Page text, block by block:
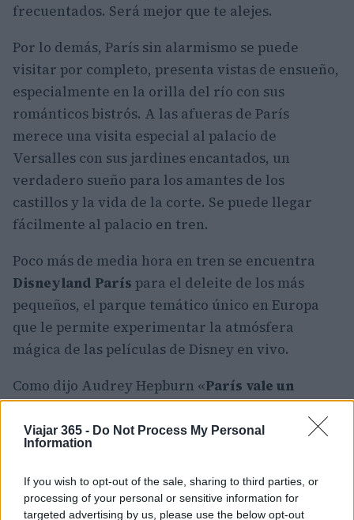
Viajar 365 - Do Not Process My Personal
Information
If you wish to opt-out of the sale, sharing to third parties, or
processing of your personal or sensitive information for
targeted advertising by us, please use the below opt-out
frecuentados. Será mejor que te alejes.
Por lo demás, París sin alarmismo se puede
visitar por completo, presenta vistas de ensueño,
especialmente en la orilla del río con sus
románticos bistrós. A las afueras de París
merece una visita especial al palacio de
Versalles con sus jardines encantados, un
verdadero sueño para los amantes de los
castillos y la vida de la corte. Se puede llegar
fácilmente al palacio en tren.
Poco más de media hora en tren se encuentra
Disneyland París para el deleite de los más
pequeños, el parque temático único en Europa
que le permite experimentar la atmósfera
mágica de las películas de Disney en vivo.
Como dijo Audrey Hepburn «París vale un
sueño«, es un lugar mágico especial para visitar
al menos una vez en la vida durante un día o
incluso durante todo un mes.
No hay otra ciudad tan rica en cultura y arte,
pero París es más, se destaca por el fermento